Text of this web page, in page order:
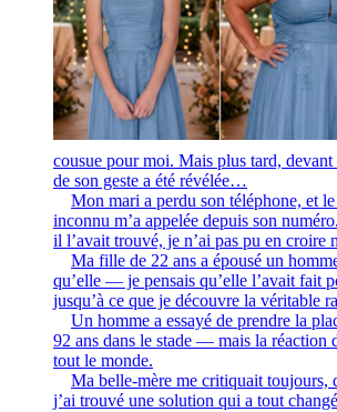
cousue pour moi. Mais plus tard,
de son geste a été révélée…
Mon mari a perdu son téléphone, et
inconnu m’a appelée depuis son
il l’avait trouvé, je n’ai pas pu en croire
Ma fille de 22 ans a épousé un
qu’elle — je pensais qu’elle l’avait fait
jusqu’à ce que je découvre la véritable
Un homme a essayé de prendre la
92 ans dans le stade — mais la réaction
tout le monde.
Ma belle-mère me critiquait toujours,
j’ai trouvé une solution qui a tout